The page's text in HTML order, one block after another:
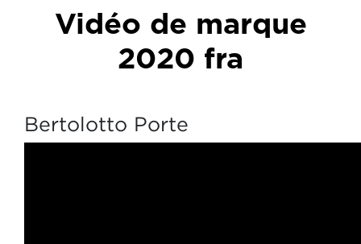
Vidéo de marque
2020 fra
Bertolotto Porte